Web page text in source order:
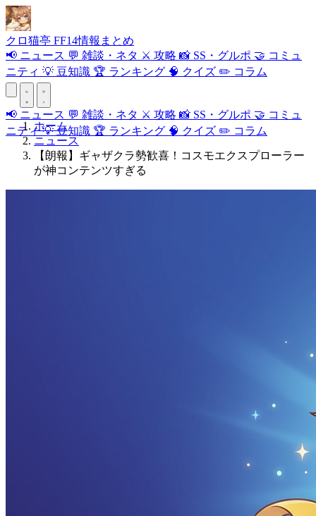
クロ猫亭 FF14情報まとめ
📢 ニュース 💬 雑談・ネタ ⚔️ 攻略 📸 SS・グルポ 🤝 コミュ
ニティ 💡 豆知識 🏆 ランキング 🧠 クイズ ✏️ コラム
📢 ニュース 💬 雑談・ネタ ⚔️ 攻略 📸 SS・グルポ 🤝 コミュ
ニティ💡豆知識 🏆 ランキング 🧠 クイズ ✏️ コラム
ホーム
ニュース
【朗報】ギャザクラ勢歓喜！コスモエクスプローラー
が神コンテンツすぎる